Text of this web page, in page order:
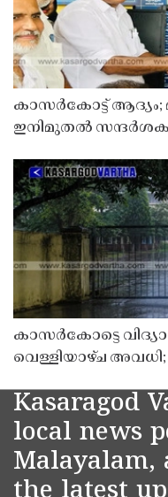
കാസർകോട്ട് ആദ്യം;
ഇനിമുതൽ
കാസർകോട്ടെ
വെള്ളിയാഴ്ച അവധി;
Kasaragod
local news
Malayalam,